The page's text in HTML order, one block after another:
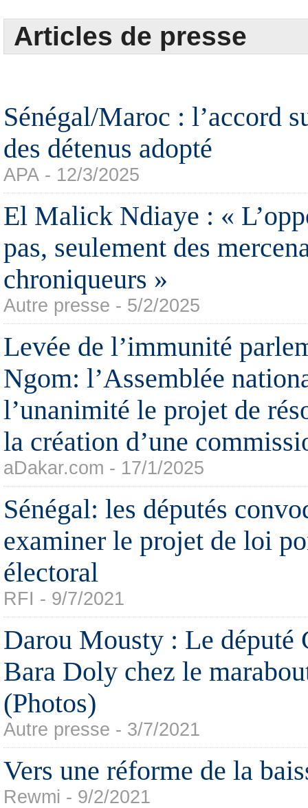
Articles de presse
Sénégal/Maroc : l’accord
des détenus adopté
APA - 12/3/2025
El Malick Ndiaye : «
pas, seulement des
chroniqueurs »
Autre presse - 5/2/2025
Levée de l’immunité
Ngom: l’Assemblée
l’unanimité le projet de
la création d’une
aDakar.com - 17/1/2025
Sénégal: les députés
examiner le projet de loi
électoral
RFI - 9/7/2021
Darou Mousty : Le député
Bara Doly chez le
(Photos)
Autre presse - 3/7/2021
Vers une réforme de la
Rewmi - 9/2/2021